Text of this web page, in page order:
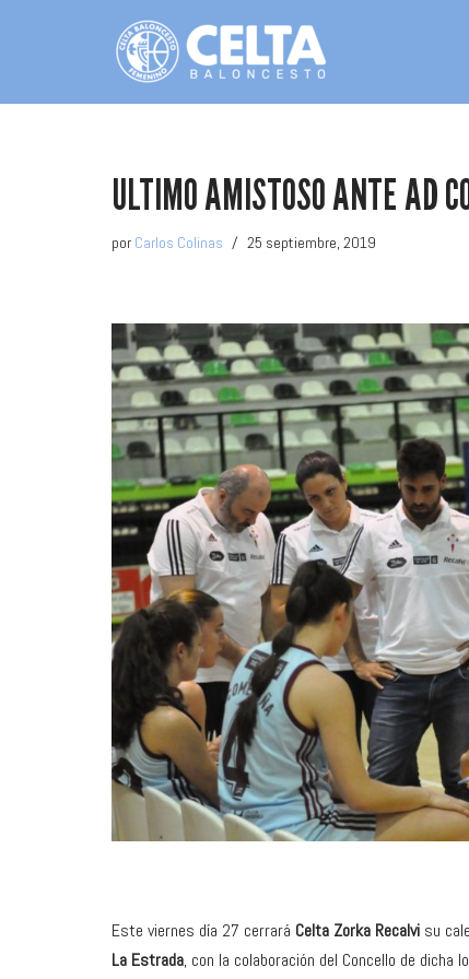
ULTIMO AMISTOSO ANTE AD
por Carlos Colinas 25 septiembre, 2019
Este viernes día 27 cerrará Celta Zorka Recalvi su
La Estrada, con la colaboración del Concello de dicha